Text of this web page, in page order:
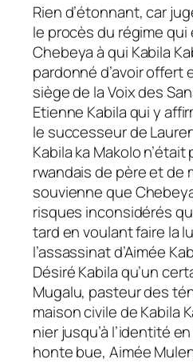
Rien d’étonnant, car
le procès du régime qui
Chebeya à qui Kabila
pardonné d’avoir offert
siège de la Voix des
Etienne Kabila qui y
le successeur de
Kabila ka Makolo
rwandais de père et de
souvienne que
risques inconsidérés
tard en voulant faire la
l’assassinat d’Aimée
Désiré Kabila qu’un
Mugalu, pasteur des
maison civile de Kabila
nier jusqu’à l’identité
honte bue, Aimée